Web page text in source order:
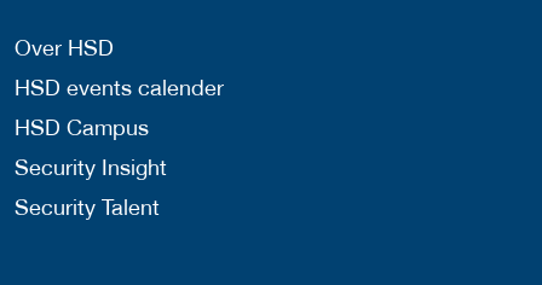
Over HSD
HSD events calender
HSD Campus
Security Insight
Security Talent